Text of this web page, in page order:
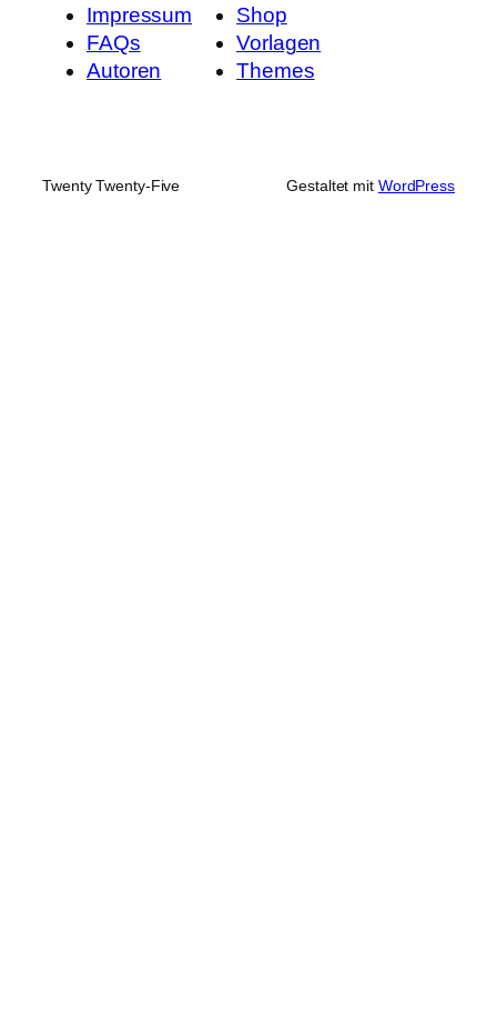
Impressum
FAQs
Autoren
Shop
Vorlagen
Themes
Twenty Twenty-Five Gestaltet mit WordPress